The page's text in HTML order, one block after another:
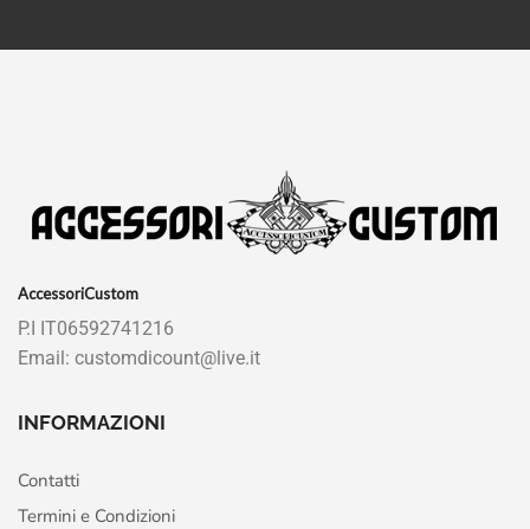
AccessoriCustom
P.I IT06592741216
Email: customdicount@live.it
INFORMAZIONI
Contatti
Termini e Condizioni